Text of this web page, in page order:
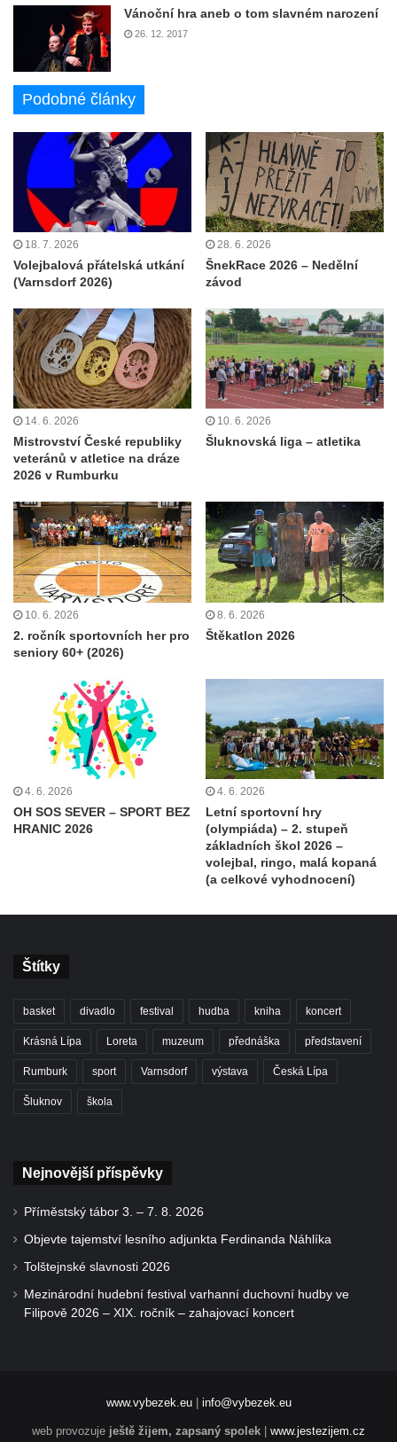
Vánoční hra aneb o tom slavném narození
26. 12. 2017
Podobné články
18. 7. 2026
Volejbalová přátelská utkání
(Varnsdorf 2026)
28. 6. 2026
ŠnekRace 2026 – Nedělní
závod
14. 6. 2026
Mistrovství České republiky
veteránů v atletice na dráze
2026 v Rumburku
10. 6. 2026
Šluknovská liga – atletika
10. 6. 2026
2. ročník sportovních her pro
seniory 60+ (2026)
8. 6. 2026
Štěkatlon 2026
4. 6. 2026
OH SOS SEVER – SPORT BEZ
HRANIC 2026
4. 6. 2026
Letní sportovní hry
(olympiáda) – 2. stupeň
základních škol 2026 –
volejbal, ringo, malá kopaná
(a celkové vyhodnocení)
Štítky
basket divadlo festival hudba kniha koncert
Krásná Lípa Loreta muzeum přednáška představení
Rumburk sport Varnsdorf výstava Česká Lípa
Šluknov škola
Nejnovější příspěvky
Příměstský tábor 3. – 7. 8. 2026
Objevte tajemství lesního adjunkta Ferdinanda Náhlíka
Tolštejnské slavnosti 2026
Mezinárodní hudební festival varhanní duchovní hudby ve
Filipově 2026 – XIX. ročník – zahajovací koncert
www.vybezek.eu| info@vybezek.eu
web provozuje ještě žijem, zapsaný spolek www.jestezijem.cz